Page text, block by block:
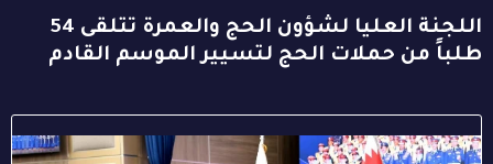
اللجنة العليا لشؤون الحج والعمرة تتلقى 54
طلباً من حملات الحج لتسيير الموسم القادم